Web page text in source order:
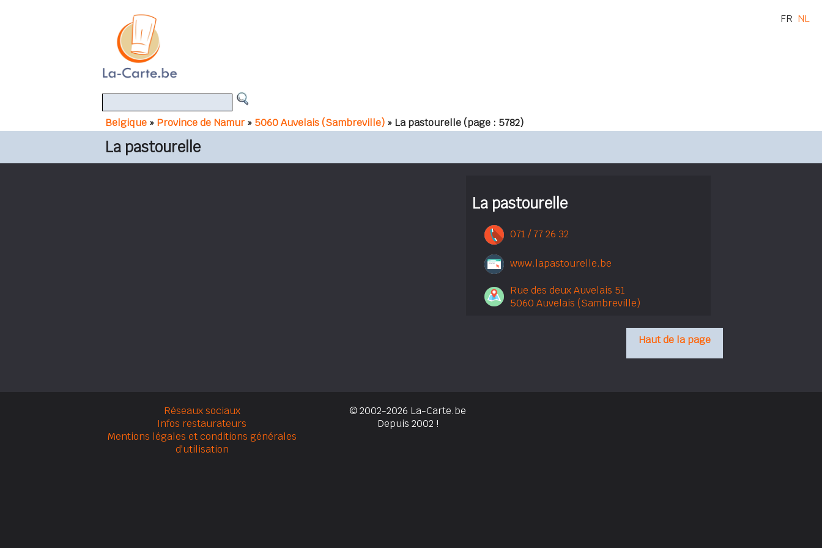
Belgique » Province de Namur» 5060 Auvelais (Sambreville) » La pastourelle(page : 5782)
FR NL
La pastourelle
La pastourelle
071 / 77 26 32
www.lapastourelle.be
Rue des deux Auvelais 51
5060 Auvelais (Sambreville)
Haut de la page
Réseaux sociaux
Infos restaurateurs
Mentions légales et conditions générales
d'utilisation
© 2002-2026 La-Carte.be
Depuis 2002 !